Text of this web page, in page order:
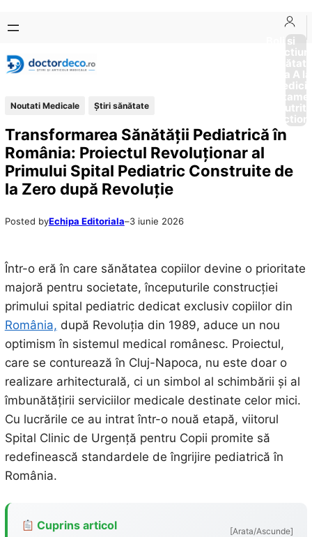
conținut
content
Boli si
Afectiuni
Sănătate
de la A
Noutati Medicale Ştiri sănătate
Transformarea Sănătății Pediatrică în
România: Proiectul Revoluționar al
Primului Spital Pediatric Construite de
la Zero după Revoluție
Posted byEchipa Editoriala–3 iunie 2026
Într-o eră în care sănătatea copiilor devine o prioritate
majoră pentru societate, începuturile construcției
primului spital pediatric dedicat exclusiv copiilor din
România, după Revoluția din 1989, aduce un nou
optimism în sistemul medical românesc. Proiectul,
care se conturează în Cluj-Napoca, nu este doar o
realizare arhitecturală, ci un simbol al schimbării și al
îmbunătățirii serviciilor medicale destinate celor mici.
Cu lucrările ce au intrat într-o nouă etapă, viitorul
Spital Clinic de Urgență pentru Copii promite să
redefinească standardele de îngrijire pediatrică în
România.
Cuprins articol [Arata/Ascunde]